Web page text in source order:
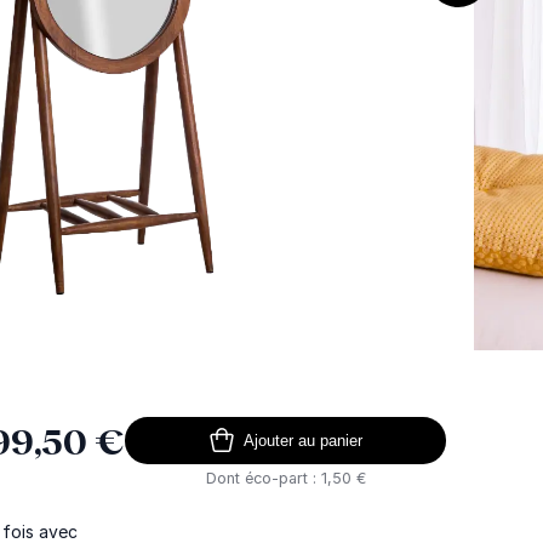
€ Ajouter au panier
Dont éco-part : 1,50 €
fois avec